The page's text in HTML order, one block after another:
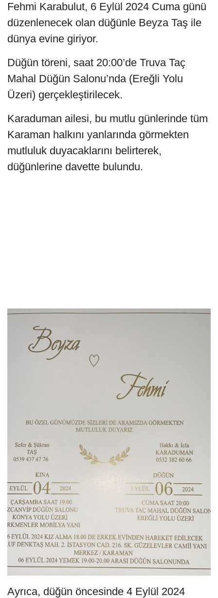
Fehmi Karabulut, 6 Eylül 2024 Cuma günü
düzenlenecek olan düğünle Beyza Taş ile
dünya evine giriyor.
Düğün töreni, saat 20:00’de Truva Taç
Mahal Düğün Salonu’nda (Ereğli Yolu
Üzeri) gerçekleştirilecek.
Karaduman ailesi, bu mutlu günlerinde tüm
Karaman halkını yanlarında görmekten
mutluluk duyacaklarını belirterek,
düğünlerine davette bulundu.
Ayrıca, düğün öncesinde 4 Eylül 2024